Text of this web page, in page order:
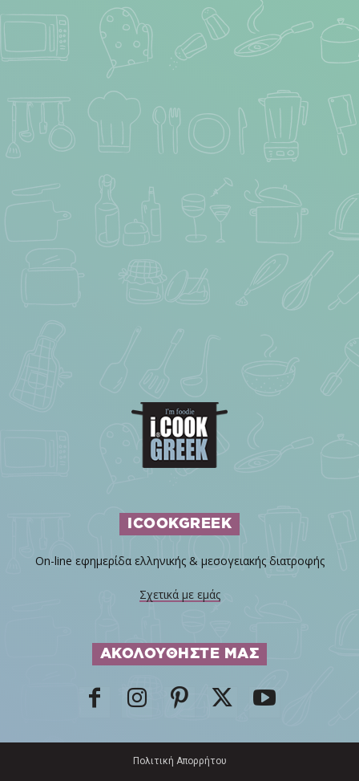
ICOOKGREEK
On-line εφημερίδα ελληνικής & μεσογειακής διατροφής
Σχετικά με εμάς
ΑΚΟΛΟΥΘΗΣΤΕ ΜΑΣ
Πολιτική Απορρήτου